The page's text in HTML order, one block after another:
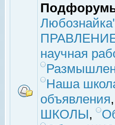
научная
Наша
объявления,
ШКОЛЫ,